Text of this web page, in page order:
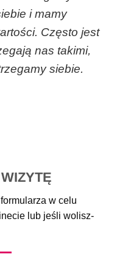
i mamy
Często jest
nas takimi,
siebie.
w celu
lub jeśli wolisz-